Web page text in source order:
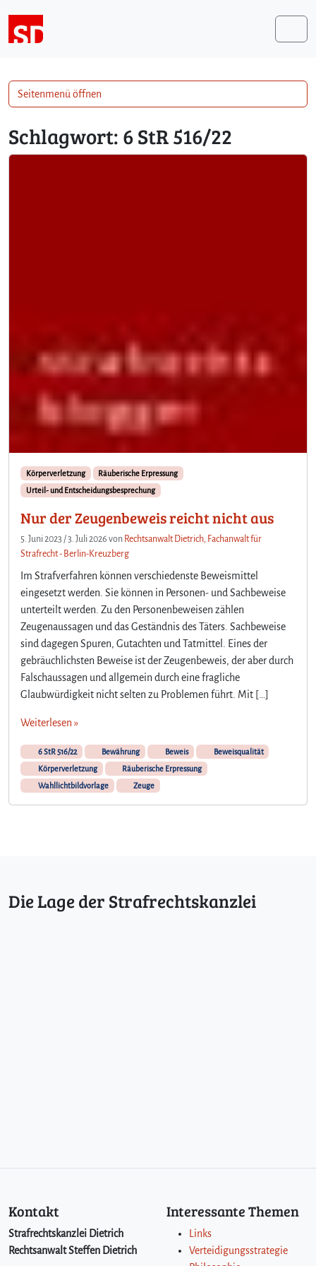
Schlagwort: 6 StR 516/22
Körperverletzung
Räuberische Erpressung
Urteil- und Entscheidungsbesprechung
Nur der Zeugenbeweis reicht nicht aus
5. Juni 2023 /3. Juli 2026 von Rechtsanwalt Dietrich, Fachanwalt für
Strafrecht - Berlin-Kreuzberg
Im Strafverfahren können verschiedenste Beweismittel
eingesetzt werden. Sie können in Personen- und Sachbeweise
unterteilt werden. Zu den Personenbeweisen zählen
Zeugenaussagen und das Geständnis des Täters. Sachbeweise
sind dagegen Spuren, Gutachten und Tatmittel. Eines der
gebräuchlichsten Beweise ist der Zeugenbeweis, der aber durch
Falschaussagen und allgemein durch eine fragliche
Glaubwürdigkeit nicht selten zu Problemen führt. Mit […]
Weiterlesen »
6 StR 516/22 Bewährung Beweis
Beweisqualität
Körperverletzung
Räuberische Erpressung
Wahllichtbildvorlage
Zeuge
Seitenmenü öffnen
Die Lage der Strafrechtskanzlei
Kontakt
Strafrechtskanzlei Dietrich
Rechtsanwalt Steffen Dietrich
Interessante Themen
Links
Verteidigungsstrategie